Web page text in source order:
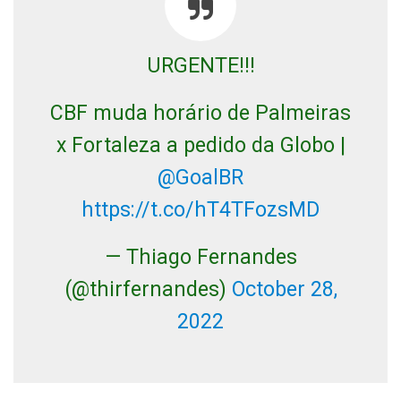
URGENTE!!!
CBF muda horário de Palmeiras
x Fortaleza a pedido da Globo |
@GoalBR
https://t.co/hT4TFozsMD
— Thiago Fernandes
(@thirfernandes) October 28,
2022